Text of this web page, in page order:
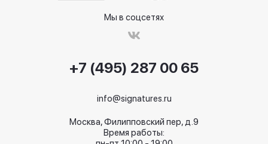
Мы в соцсетях
+7 (495) 287 00 65
info@signatures.ru
Москва, Филипповский пер, д.9
Время работы: